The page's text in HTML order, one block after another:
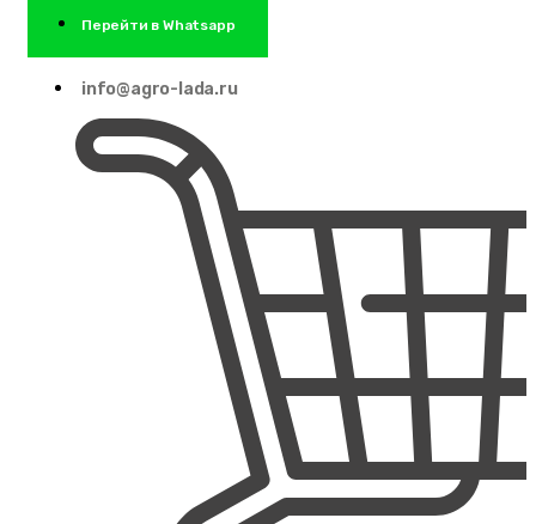
Перейти в Whatsapp
info@agro-lada.ru